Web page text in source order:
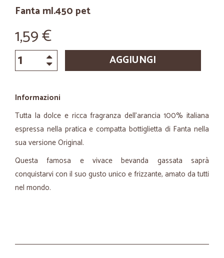
Fanta ml.450 pet
1,59 €
AGGIUNGI
Informazioni
Tutta la dolce e ricca fragranza dell'arancia 100% italiana
espressa nella pratica e compatta bottiglietta di Fanta nella
sua versione Original.
Questa famosa e vivace bevanda gassata saprà
conquistarvi con il suo gusto unico e frizzante, amato da tutti
nel mondo.